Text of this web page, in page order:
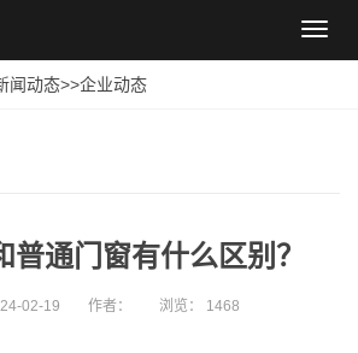
导
闻动态>>企业动态
普通门窗有什么区别？
02-19 作者： 浏览： 1468